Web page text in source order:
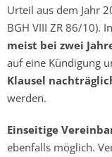
Urteil aus dem Jahr
BGH VIII ZR 86/10).
meist bei zwei
auf eine Kündigung
Klausel
werden.
Einseitige
ebenfalls möglich.